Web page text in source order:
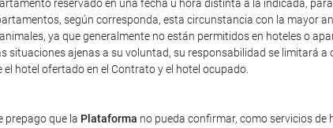
reservado en una fecha u hora distinta a la indicada,
según corresponda, esta circunstancia con la mayor
ya que generalmente no están permitidos en hoteles o
situaciones ajenas a su voluntad, su responsabilidad se limitará
hotel ofertado en el Contrato y el hotel ocupado.
prepago que la Plataforma no pueda confirmar, como servicios